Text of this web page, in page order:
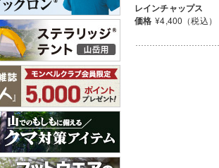
レインチャップス
価格 ¥4,400（税込）